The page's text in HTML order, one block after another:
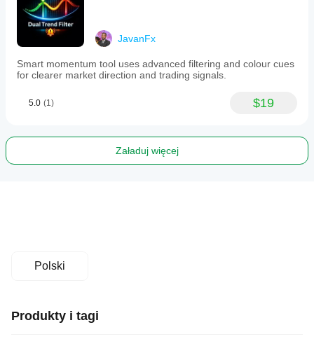
JavanFx
Smart momentum tool uses advanced filtering and colour cues
for clearer market direction and trading signals.
5.0 (1) $19
Załaduj więcej
Polski
Produkty i tagi